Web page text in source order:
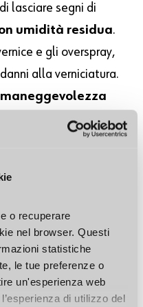
o recuperare
nel browser. Questi
statistiche
le tue preferenze o
un'esperienza web
di utilizzo del
lasciare segni di
umidità residua.
e gli overspray,
alla verniciatura.
e ha un’alta
Vai al prodotto >